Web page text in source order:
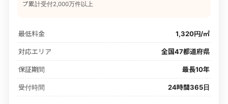
プ累計受付2,000万件以上
最低料金 1,320円/㎡
対応エリア 全国47都道府県
保証期間 最長10年
受付時間 24時間365日